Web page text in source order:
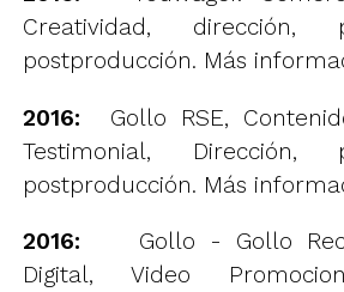
Creatividad, dirección,
postproducción. Más
2016:
Gollo RSE,
Testimonial, Dirección,
postproducción. Más
2016:
Gollo - Gollo
Digital, Video